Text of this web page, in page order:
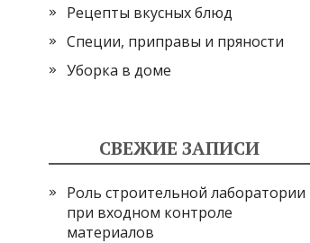
Рецепты вкусных блюд
Специи, приправы и пряности
Уборка в доме
СВЕЖИЕ ЗАПИСИ
Роль строительной лаборатории
при входном контроле
материалов